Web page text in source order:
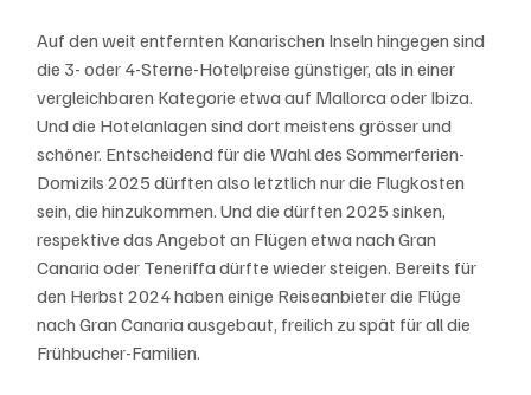
Auf den weit entfernten Kanarischen Inseln hingegen sind
die 3- oder 4-Sterne-Hotelpreise günstiger, als in einer
vergleichbaren Kategorie etwa auf Mallorca oder Ibiza.
Und die Hotelanlagen sind dort meistens grösser und
schöner. Entscheidend für die Wahl des Sommerferien-
Domizils 2025 dürften also letztlich nur die Flugkosten
sein, die hinzukommen. Und die dürften 2025 sinken,
respektive das Angebot an Flügen etwa nach Gran
Canaria oder Teneriffa dürfte wieder steigen. Bereits für
den Herbst 2024 haben einige Reiseanbieter die Flüge
nach Gran Canaria ausgebaut, freilich zu spät für all die
Frühbucher-Familien.